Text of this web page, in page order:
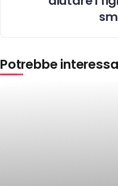
Potrebbe